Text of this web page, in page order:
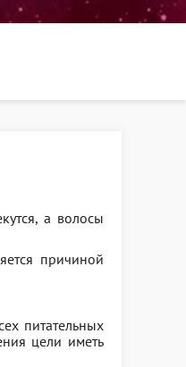
а волосы
причиной
питательных
цели иметь